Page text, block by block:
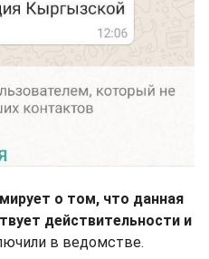
о том, что данная
действительности и
в ведомстве.